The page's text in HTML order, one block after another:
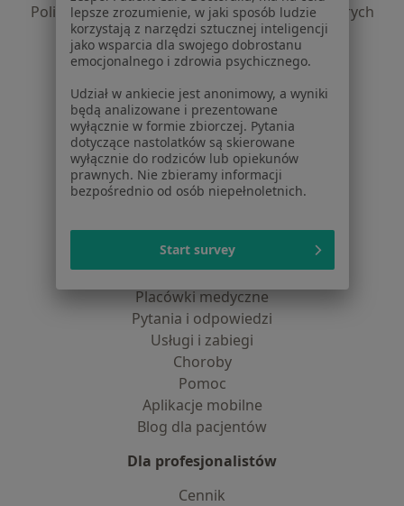
Polityka prywatności dla profesjonalistów, których
dane pozyskaliśmy samodzielnie
Polityka cookies
Dostępność
O nas
Praca Rekrutujemy!
Partnerzy
Centrum prasowe
Dla pacjentów
Lekarze
Placówki medyczne
Pytania i odpowiedzi
Usługi i zabiegi
Choroby
Pomoc
Aplikacje mobilne
Blog dla pacjentów
Dla profesjonalistów
Cennik
lepsze zrozumienie, w jaki sposób ludzie
korzystają z narzędzi sztucznej inteligencji
jako wsparcia dla swojego dobrostanu
emocjonalnego i zdrowia psychicznego.
Udział w ankiecie jest anonimowy, a wyniki
będą analizowane i prezentowane
wyłącznie w formie zbiorczej. Pytania
dotyczące nastolatków są skierowane
wyłącznie do rodziców lub opiekunów
prawnych. Nie zbieramy informacji
bezpośrednio od osób niepełnoletnich.
Start survey